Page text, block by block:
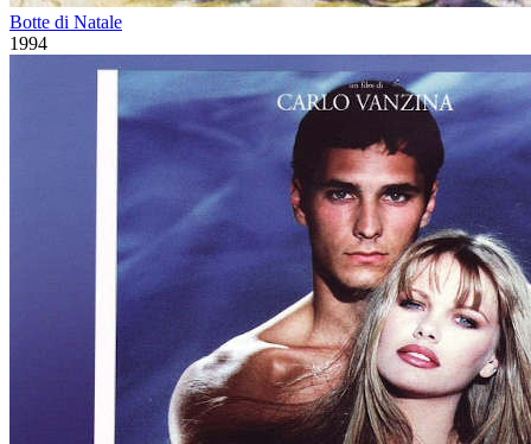
Botte di Natale
1994